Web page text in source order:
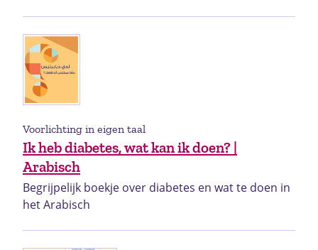
Ik heb diabetes, wat kan ik doen? |
Arabisch
Voorlichting in eigen taal
Begrijpelijk boekje over diabetes en wat te doen in
het Arabisch